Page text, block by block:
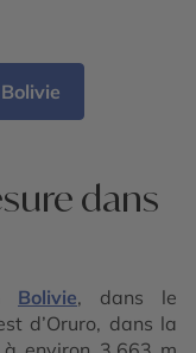
dans
Bolivie, dans le
d’Oruro, dans la